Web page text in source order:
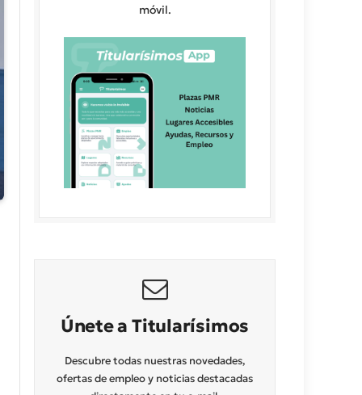
móvil.
Únete a Titularísimos
Descubre todas nuestras novedades,
ofertas de empleo y noticias destacadas